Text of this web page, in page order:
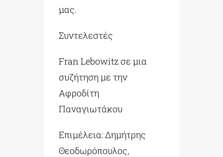
μας.
Συντελεστές
Fran Lebowitz σε μια
συζήτηση με την
Αφροδίτη
Παναγιωτάκου
Επιμέλεια: Δημήτρης
Θεοδωρόπουλος,